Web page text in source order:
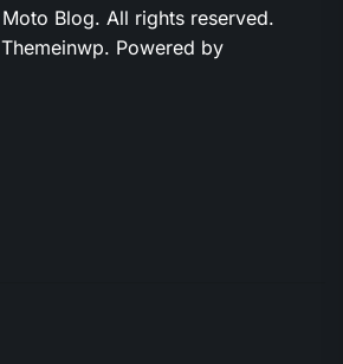
Moto Blog. All rights reserved.
Themeinwp. Powered by